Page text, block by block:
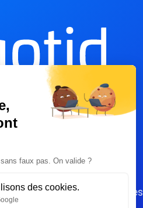
faux pas. On valide ?
des cookies.
Infographies
Fiches pratiques